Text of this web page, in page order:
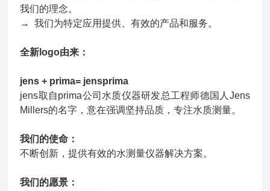
我们的理念。
→ 我们为特定应用提供、有效的产品和服务。
全新logo由来：
jens + prima= jensprima
jens取自prima公司水质仪器研发总工程师德国人Jens
Millers的名字，意在强调坚持品质，专注水质测量。
我们的使命：
不断创新，提供有效的水测量仪器解决方案。
我们的愿景：